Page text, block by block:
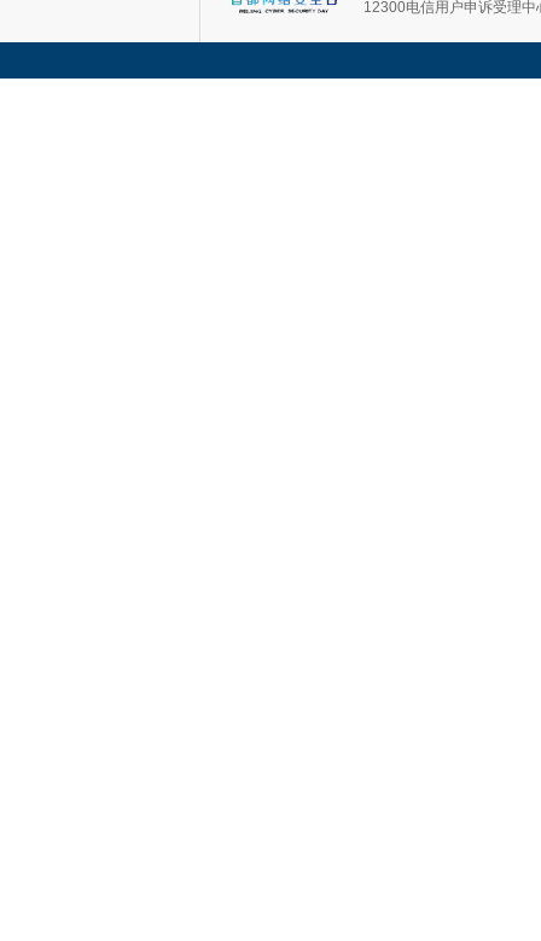
12300电信用户申诉受理中